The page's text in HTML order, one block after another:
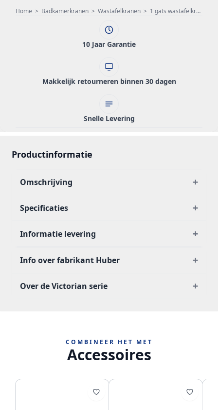
Home > Badkamerkranen > Wastafelkranen > 1 gats wastafelkraan
10 Jaar Garantie
Makkelijk retourneren binnen 30 dagen
Snelle Levering
Productinformatie
Omschrijving +
Specificaties +
Informatie levering +
Info over fabrikant Huber +
Over de Victorian serie +
COMBINEER HET MET
Accessoires